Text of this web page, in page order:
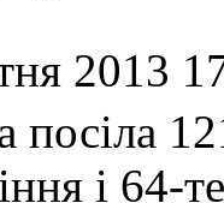
2013
посіла
і 64-